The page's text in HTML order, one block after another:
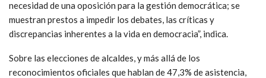
necesidad de una oposición para la gestión democrática; se
muestran prestos a impedir los debates, las críticas y
discrepancias inherentes a la vida en democracia”, indica.
Sobre las elecciones de alcaldes, y más allá de los
reconocimientos oficiales que hablan de 47,3% de asistencia,